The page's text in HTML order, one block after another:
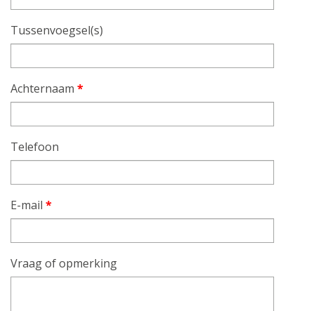
Tussenvoegsel(s)
Achternaam *
Telefoon
E-mail *
Vraag of opmerking